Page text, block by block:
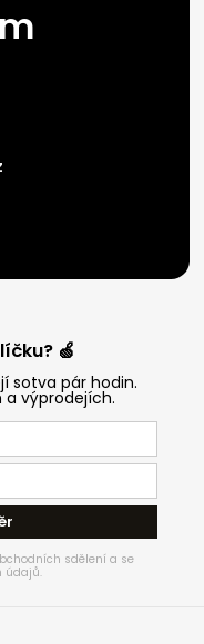
🍏
sotva pár hodin.
a výprodejích.
sdělení a se
údajů.